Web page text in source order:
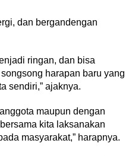
dan bergandengan
ringan, dan bisa
harapan baru yang
sendiri,” ajaknya.
maupun dengan
kita laksanakan
masyarakat,” harapnya.